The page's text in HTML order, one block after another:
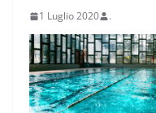
1 Luglio 2020 .